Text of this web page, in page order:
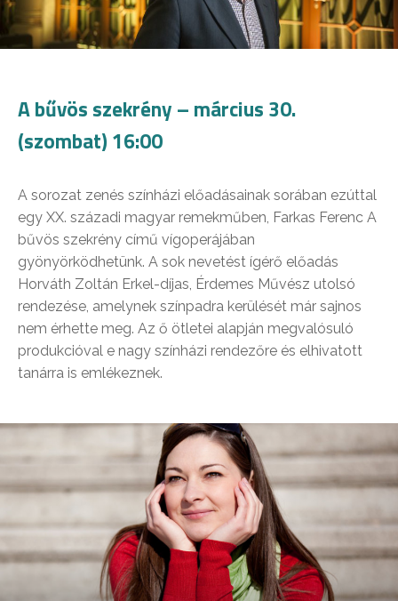
A bűvös szekrény – március 30.
(szombat) 16:00
A sorozat zenés színházi előadásainak sorában ezúttal
egy XX. századi magyar remekműben, Farkas Ferenc A
bűvös szekrény című vígoperájában
gyönyörködhetünk. A sok nevetést ígérő előadás
Horváth Zoltán Erkel-díjas, Érdemes Művész utolsó
rendezése, amelynek színpadra kerülését már sajnos
nem érhette meg. Az ő ötletei alapján megvalósuló
produkcióval e nagy színházi rendezőre és elhivatott
tanárra is emlékeznek.